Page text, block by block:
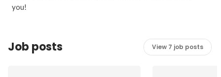
you!
Job posts View 7 job posts